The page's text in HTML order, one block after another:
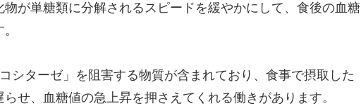
が単糖類に分解されるスピードを緩やかにして、食後の血糖
シターゼ」を阻害する物質が含まれており、食事で摂取した
せ、血糖値の急上昇を押さえてくれる働きがあります。